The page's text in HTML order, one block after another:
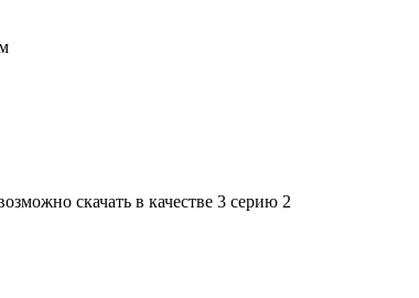
скачать в качестве 3 серию 2